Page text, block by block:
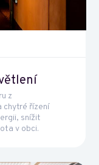
z
chytré řízení
snížit
v obci.